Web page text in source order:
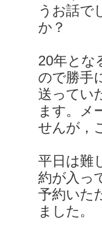
うお話で
か？
20年とな
ので勝手
送ってい
ます。メ
せんが，
平日は難
約が入っ
予約いた
ました。